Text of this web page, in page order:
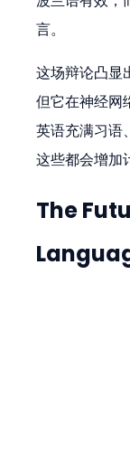
言。
这场辩论凸显
但它在神经网
英语充满习
这些都会增加
The